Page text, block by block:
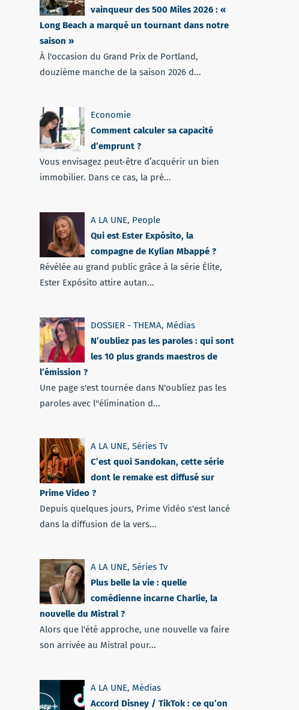
vainqueur des 500 Miles 2026 : «
Long Beach a marqué un tournant dans notre
saison »
À l'occasion du Grand Prix de Portland,
douzième manche de la saison 2026 d...
Economie
Comment calculer sa capacité
d’emprunt ?
Vous envisagez peut-être d’acquérir un bien
immobilier. Dans ce cas, la pré...
A LA UNE, People
Qui est Ester Expósito, la
compagne de Kylian Mbappé ?
Révélée au grand public grâce à la série Élite,
Ester Expósito attire autan...
DOSSIER - THEMA, Médias
N’oubliez pas les paroles : qui sont
les 10 plus grands maestros de
l’émission ?
Une page s'est tournée dans N'oubliez pas les
paroles avec l''élimination d...
A LA UNE, Séries Tv
C’est quoi Sandokan, cette série
dont le remake est diffusé sur
Prime Video ?
Depuis quelques jours, Prime Vidéo s'est lancé
dans la diffusion de la vers...
A LA UNE, Séries Tv
Plus belle la vie : quelle
comédienne incarne Charlie, la
nouvelle du Mistral ?
Alors que l'été approche, une nouvelle va faire
son arrivée au Mistral pour...
A LA UNE, Médias
Accord Disney / TikTok : ce qu’on